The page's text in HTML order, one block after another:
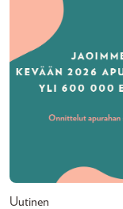
Uutinen